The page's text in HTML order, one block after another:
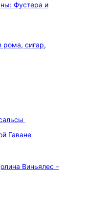
Фустера и
Гаване